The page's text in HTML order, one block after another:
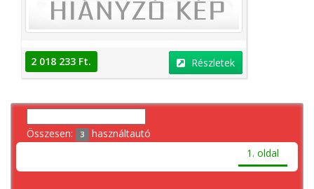
2 018 233 Ft. Részletek
Összesen: 3 használtautó
1. oldal